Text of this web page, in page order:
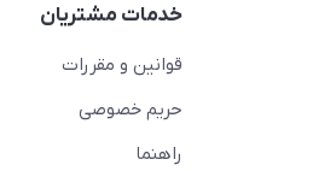
خدمات مشتریان
قوانین و مقررات
حریم خصوصی
راهنما